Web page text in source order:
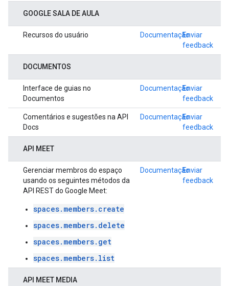
GOOGLE SALA DE AULA
Recursos do usuário DocumentaçãoEnviar
feedback
DOCUMENTOS
Interface de guias no
Documentos
DocumentaçãoEnviar
feedback
Comentários e sugestões na API
Docs
DocumentaçãoEnviar
feedback
API MEET
Gerenciar membros do espaço
usando os seguintes métodos da
API REST do Google Meet:
spaces.members.create
spaces.members.delete
spaces.members.get
spaces.members.list
DocumentaçãoEnviar
feedback
API MEET MEDIA